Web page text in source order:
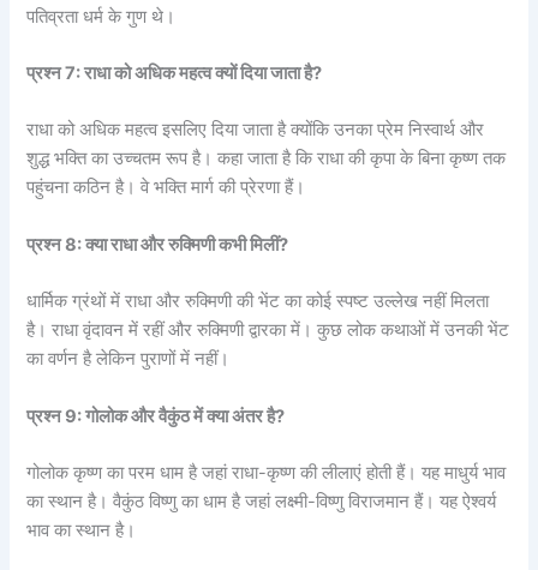
पतिव्रता धर्म के गुण थे।
प्रश्न 7: राधा को अधिक महत्व क्यों दिया जाता है?
राधा को अधिक महत्व इसलिए दिया जाता है क्योंकि उनका प्रेम निस्वार्थ और
शुद्ध भक्ति का उच्चतम रूप है। कहा जाता है कि राधा की कृपा के बिना कृष्ण तक
पहुंचना कठिन है। वे भक्ति मार्ग की प्रेरणा हैं।
प्रश्न 8: क्या राधा और रुक्मिणी कभी मिलीं?
धार्मिक ग्रंथों में राधा और रुक्मिणी की भेंट का कोई स्पष्ट उल्लेख नहीं मिलता
है। राधा वृंदावन में रहीं और रुक्मिणी द्वारका में। कुछ लोक कथाओं में उनकी भेंट
का वर्णन है लेकिन पुराणों में नहीं।
प्रश्न 9: गोलोक और वैकुंठ में क्या अंतर है?
गोलोक कृष्ण का परम धाम है जहां राधा-कृष्ण की लीलाएं होती हैं। यह माधुर्य भाव
का स्थान है। वैकुंठ विष्णु का धाम है जहां लक्ष्मी-विष्णु विराजमान हैं। यह ऐश्वर्य
भाव का स्थान है।